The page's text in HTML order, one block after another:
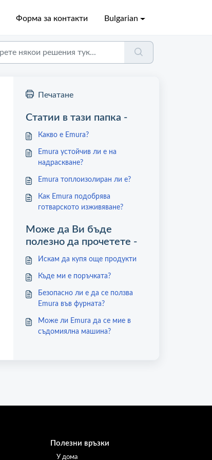
Форма за контакти Bulgarian
Печатане
Статии в тази папка -
Какво е Emura?
Emura устойчив ли е на
надраскване?
Emura топлоизолиран ли е?
Как Emura подобрява
готварското изживяване?
Може да Ви бъде
полезно да прочетете -
Искам да купя още продукти
Къде ми е поръчката?
Безопасно ли е да се ползва
Emura във фурната?
Може ли Emura да се мие в
съдомиялна машина?
Полезни връзки
У дома